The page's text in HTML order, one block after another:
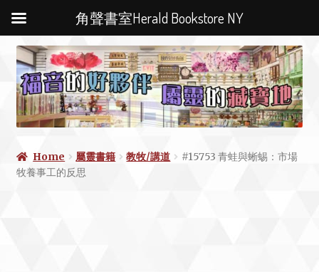
Home 屬靈書籍 教牧/講道
#15753 青蛙與蜥蜴：市場
牧養事工的反思
角聲書室Herald Bookstore NY